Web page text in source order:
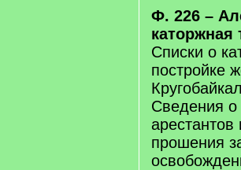
Ф. 226 –
каторжная
Списки о
постройке
Сведения о
прошения